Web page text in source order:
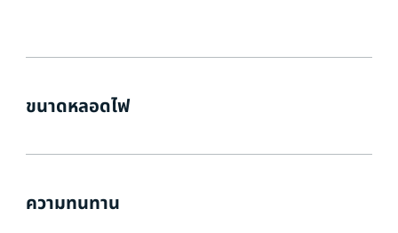
ขนาดหลอดไฟ
ความทนทาน